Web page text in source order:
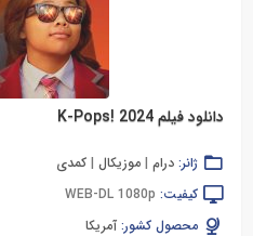
دانلود فیلم K-Pops! 2024
ژانر: درام | موزیکال | کمدی
کیفیت: WEB-DL 1080p
محصول کشور: آمریکا